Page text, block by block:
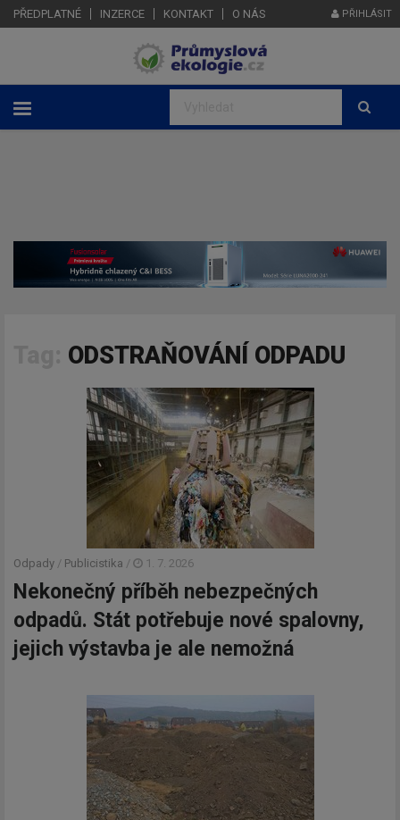
PŘEDPLATNÉ INZERCE KONTAKT O NÁS PŘIHLÁSIT
ODSTRAŇOVÁNÍ ODPADU
Odpady / Publicistika / 1. 7. 2026
Nekonečný příběh nebezpečných
odpadů. Stát potřebuje nové spalovny,
jejich výstavba je ale nemožná